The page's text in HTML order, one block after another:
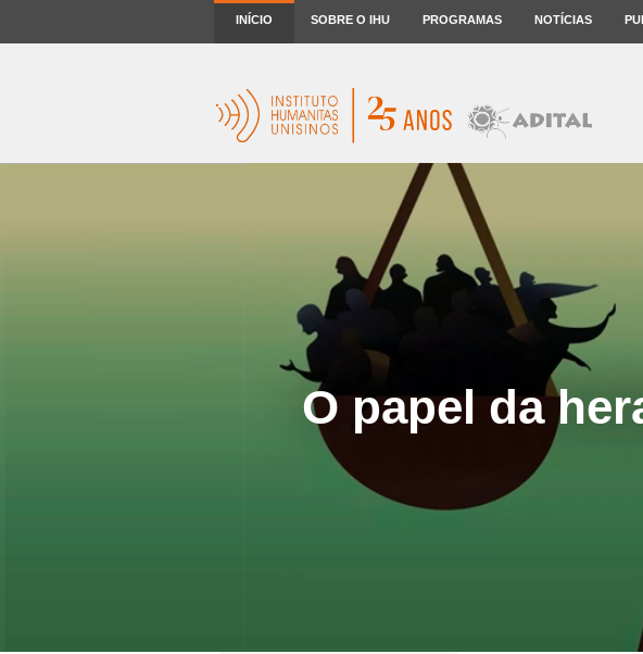
INÍCIO SOBRE O IHU PROGRAMAS NOTÍCIAS
O papel da